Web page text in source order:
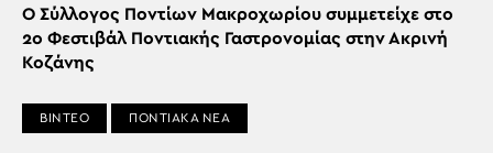
Ο Σύλλογος Ποντίων Μακροχωρίου συμμετείχε στο
2ο Φεστιβάλ Ποντιακής Γαστρονομίας στην Ακρινή
Κοζάνης
ΒΙΝΤΕΟ ΠΟΝΤΙΑΚΑ ΝΕΑ